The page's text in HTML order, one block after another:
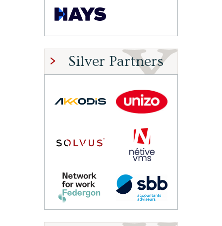
Silver Partners